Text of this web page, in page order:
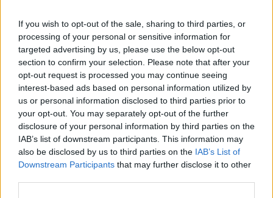
If you wish to opt-out of the sale, sharing to third parties, or
processing of your personal or sensitive information for
targeted advertising by us, please use the below opt-out
section to confirm your selection. Please note that after your
opt-out request is processed you may continue seeing
interest-based ads based on personal information utilized by
us or personal information disclosed to third parties prior to
your opt-out. You may separately opt-out of the further
disclosure of your personal information by third parties on the
IAB’s list of downstream participants. This information may
also be disclosed by us to third parties on the IAB’s List of
Downstream Participants that may further disclose it to other
Η Isabella Lauria, επικεφαλής του οίκου Christie’s
τις δημοπρασίες, σχολιάζει: «Το El Gran
Espectaculo του Jean-Michel Basquiat είναι ο
βασικός πίνακας της ιστορίας και ένα από τα πιο
εμβληματικά σύγχρονα έργα όλων των εποχών.
Είναι ένα κανονικό αριστούργημα,
αντιπροσωπευτικό της προέλευσης της πανταχού